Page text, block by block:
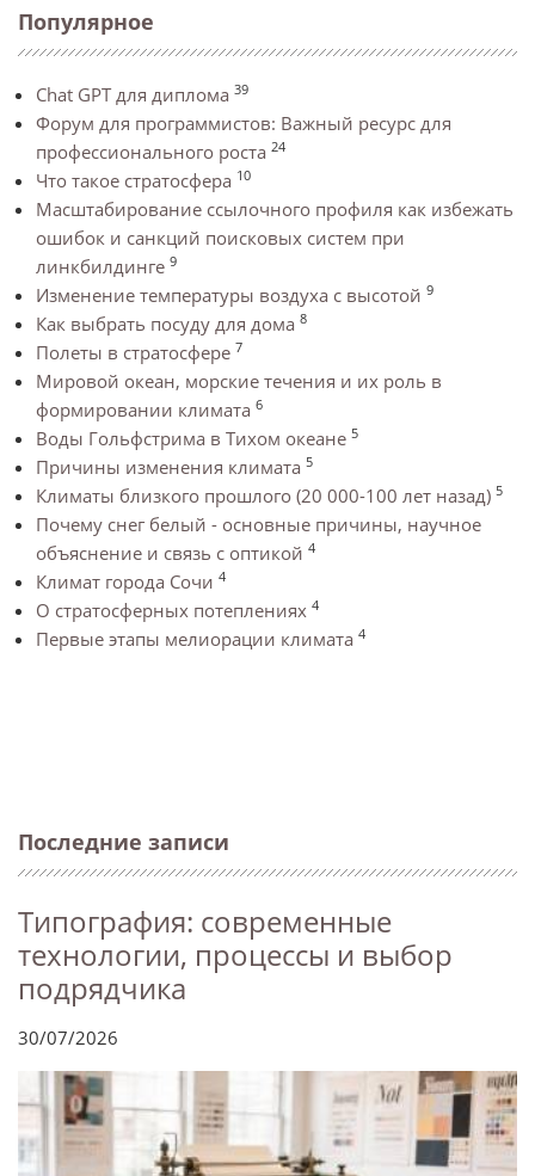
Популярное
Chat GPT для диплома 39
Форум для программистов: Важный ресурс для
профессионального роста 24
Что такое стратосфера 10
Масштабирование ссылочного профиля как избежать
ошибок и санкций поисковых систем при
линкбилдинге 9
Изменение температуры воздуха с высотой 9
Как выбрать посуду для дома 8
Полеты в стратосфере 7
Мировой океан, морские течения и их роль в
формировании климата 6
Воды Гольфстрима в Тихом океане 5
Причины изменения климата 5
Климаты близкого прошлого (20 000-100 лет назад) 5
Почему снег белый - основные причины, научное
объяснение и связь с оптикой 4
Климат города Сочи 4
О стратосферных потеплениях 4
Первые этапы мелиорации климата 4
Последние записи
Типография: современные
технологии, процессы и выбор
подрядчика
30/07/2026